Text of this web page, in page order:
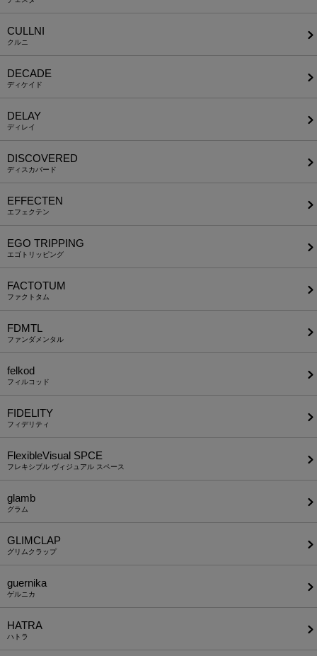
CULLNI
クルニ
DECADE
ディケイド
DELAY
ディレイ
DISCOVERED
ディスカバード
EFFECTEN
エフェクテン
EGO TRIPPING
エゴトリッピング
FACTOTUM
ファクトタム
FDMTL
ファンダメンタル
felkod
フィルコッド
FIDELITY
フィデリティ
FlexibleVisual SPCE
フレキシブル ヴィジュアル スペース
glamb
グラム
GLIMCLAP
グリムクラップ
guernika
ゲルニカ
HATRA
ハトラ